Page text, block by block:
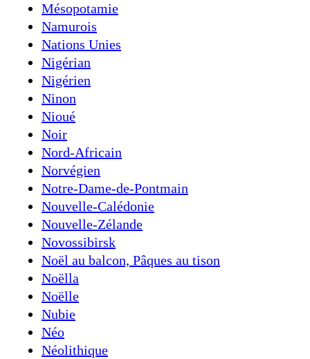
Mésopotamie
Namurois
Nations Unies
Nigérian
Nigérien
Ninon
Nioué
Noir
Nord-Africain
Norvégien
Notre-Dame-de-Pontmain
Nouvelle-Calédonie
Nouvelle-Zélande
Novossibirsk
Noël au balcon, Pâques au tison
Noëlla
Noëlle
Nubie
Néo
Néolithique